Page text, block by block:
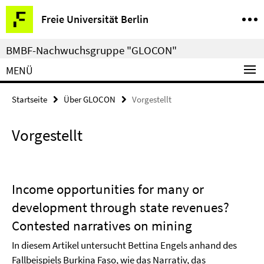
Springe
direkt
zu
Inhalt
Freie Universität Berlin
Service-
Navigation
BMBF-Nachwuchsgruppe "GLOCON"
MENÜ
Startseite Über GLOCON Vorgestellt
Vorgestellt
Income opportunities for many or
development through state revenues?
Contested narratives on mining
In diesem Artikel untersucht Bettina Engels anhand des
Fallbeispiels Burkina Faso, wie das Narrativ, das